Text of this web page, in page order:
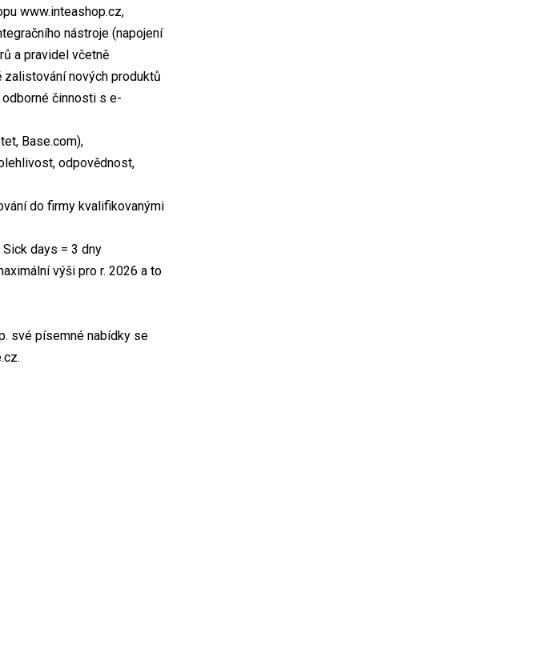
www.inteashop.cz,
nástroje (napojení
a pravidel včetně
zalistování nových produktů
činnosti s e-
Base.com),
odpovědnost,
do firmy kvalifikovanými
days = 3 dny
výši pro r. 2026 a to
své písemné nabídky se